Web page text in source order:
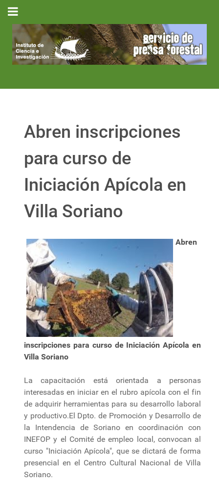
Abren inscripciones
para curso de
Iniciación Apícola en
Villa Soriano
Abren
inscripciones para curso de Iniciación Apícola en
Villa Soriano
La capacitación está orientada a personas
interesadas en iniciar en el rubro apícola con el fin
de adquirir herramientas para su desarrollo laboral
y productivo.El Dpto. de Promoción y Desarrollo de
la Intendencia de Soriano en coordinación con
INEFOP y el Comité de empleo local, convocan al
curso "Iniciación Apícola", que se dictará de forma
presencial en el Centro Cultural Nacional de Villa
Soriano.